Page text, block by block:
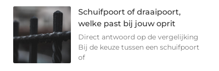
Schuifpoort of draaipoort,
welke past bij jouw oprit
Direct antwoord op de vergelijking
Bij de keuze tussen een schuifpoort
of